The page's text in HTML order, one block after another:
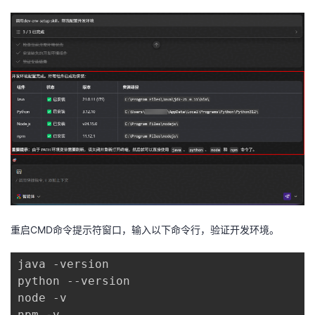
重启CMD命令提示符窗口，输入以下命令行，验证开发环境。
java -version
python
--version
node -v